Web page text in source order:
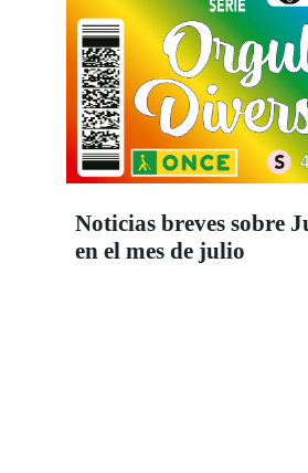
Noticias breves sobre
en el mes de julio